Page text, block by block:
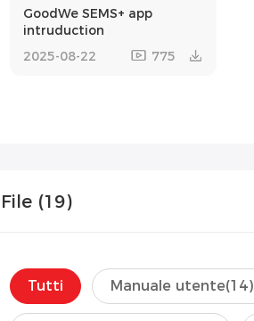
GoodWe SEMS+ app
intruduction
2025-08-22
775
File (19)
Tutti Manuale utente(14)